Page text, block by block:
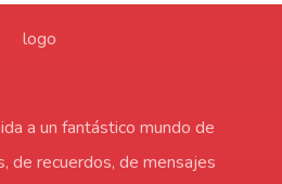
a un fantástico mundo de
de recuerdos, de mensajes